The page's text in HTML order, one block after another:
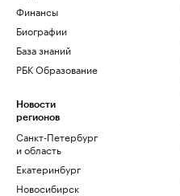
Финансы
Биографии
База знаний
РБК Образование
Новости
регионов
Санкт-Петербург
и область
Екатеринбург
Новосибирск